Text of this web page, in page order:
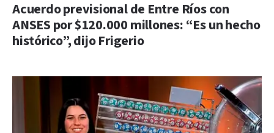
Acuerdo previsional de Entre Ríos con
ANSES por $120.000 millones: “Es un hecho
histórico”, dijo Frigerio